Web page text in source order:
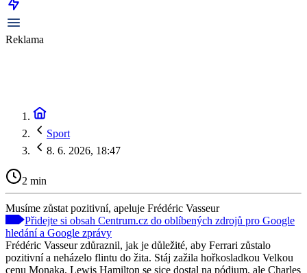
Reklama
Sport
8. 6. 2026, 18:47
2 min
Musíme zůstat pozitivní, apeluje Frédéric Vasseur
Přidejte si obsah Centrum.cz do oblíbených zdrojů pro Google
hledání a Google zprávy
Frédéric Vasseur zdůraznil, jak je důležité, aby Ferrari zůstalo
pozitivní a neházelo flintu do žita. Stáj zažila hořkosladkou Velkou
cenu Monaka, Lewis Hamilton se sice dostal na pódium, ale Charles